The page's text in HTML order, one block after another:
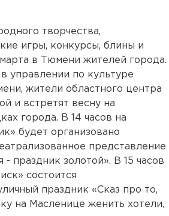
творчества,
игры, конкурсы, блины и
в Тюмени жителей города.
управлении по культуре
жители областного центра
и встретят весну на
города. В 14 часов на
будет организовано
представление
- праздник золотой». В 15 часов
состоится
праздник «Сказ про то,
на Масленице женить хотели,